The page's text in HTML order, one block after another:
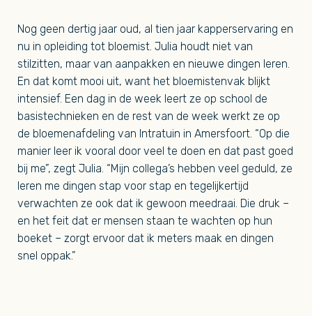
Nog geen dertig jaar oud, al tien jaar kapperservaring en
nu in opleiding tot bloemist. Julia houdt niet van
stilzitten, maar van aanpakken en nieuwe dingen leren.
En dat komt mooi uit, want het bloemistenvak blijkt
intensief. Een dag in de week leert ze op school de
basistechnieken en de rest van de week werkt ze op
de bloemenafdeling van Intratuin in Amersfoort. “Op die
manier leer ik vooral door veel te doen en dat past goed
bij me”, zegt Julia. “Mijn collega’s hebben veel geduld, ze
leren me dingen stap voor stap en tegelijkertijd
verwachten ze ook dat ik gewoon meedraai. Die druk –
en het feit dat er mensen staan te wachten op hun
boeket – zorgt ervoor dat ik meters maak en dingen
snel oppak.”